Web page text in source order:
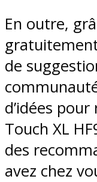
En outre,
de
d’idées
Touch XL
des
avez chez